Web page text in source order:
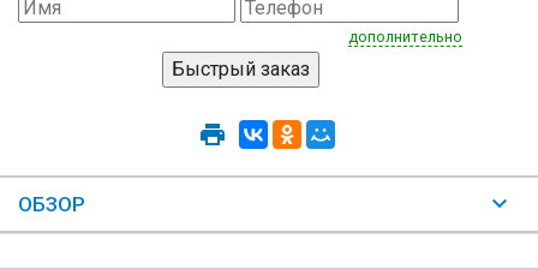
дополнительно
ОБЗОР